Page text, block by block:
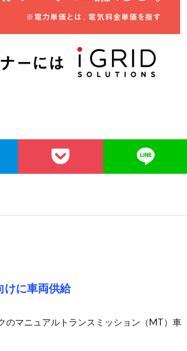
けに車両供給
のマニュアルトランスミッション（MT）車